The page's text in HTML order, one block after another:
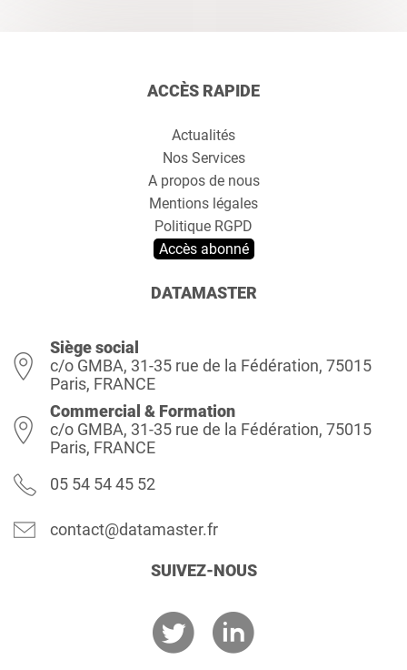
ACCÈS RAPIDE
Actualités
Nos Services
A propos de nous
Mentions légales
Politique RGPD
Accès abonné
DATAMASTER
Siège social
c/o GMBA, 31-35 rue de la Fédération, 75015
Paris, FRANCE
Commercial & Formation
c/o GMBA, 31-35 rue de la Fédération, 75015
Paris, FRANCE
05 54 54 45 52
contact@datamaster.fr
SUIVEZ-NOUS